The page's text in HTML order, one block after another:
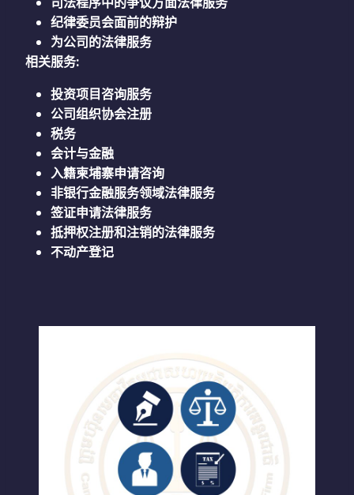
纪律委员会面前的辩护
为公司的法律服务
相关服务:
投资项目咨询服务
公司组织协会注册
税务
会计与金融
入籍柬埔寨申请咨询
非银行金融服务领域法律服务
签证申请法律服务
抵押权注册和注销的法律服务
不动产登记